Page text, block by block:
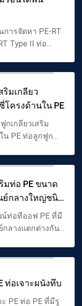
การจัดหา PE-RT
Type II ท่อ
ใต้พื้นและราคา
มเกลียว
โครงด้านใน PE
กเกลียวเสริม
น PE ท่อลูกฟูก
ะสำหรับการ
มท่อ PE ขนาด
ย์กลางใหญ่ชนิด
ท่อทีออฟ PE ที่มี
กลางแตกต่างกัน
อฟ PE ที่มีเส้นผ...
ท่อเจาะผนังทึบ
PE ท่อ PE ที่มีรู